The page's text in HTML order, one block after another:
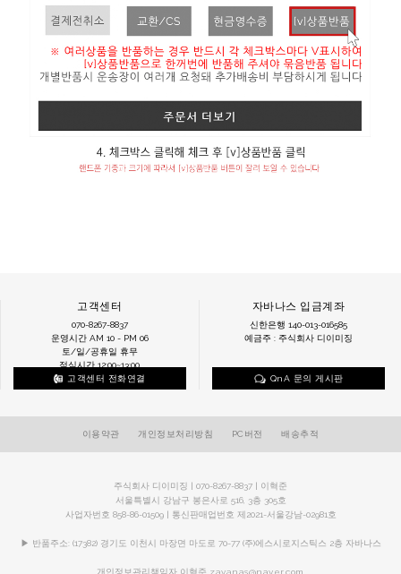
고객센터
070-8267-8837
운영시간 AM 10 - PM 06
토/일/공휴일 휴무
점심시간 12:00~13:00
고객센터 전화연결
자바나스 입금계좌
신한은행 140-013-016585
예금주 : 주식회사 디이미징
QnA 문의 게시판
이용약관 개인정보처리방침 PC버전 배송추적
주식회사 디이미징 | 070-8267-8837 | 이혁준
서울특별시 강남구 봉은사로 516, 3층 305호
사업자번호 858-86-01509 | 통신판매업번호 제2021-서울강남-02981호
▶ 반품주소: (17382) 경기도 이천시 마장면 마도로 70-77 (주)에스시로지스틱스 2층 자바나스
개인정보관리책임자 이혁준 zavanas@naver.com